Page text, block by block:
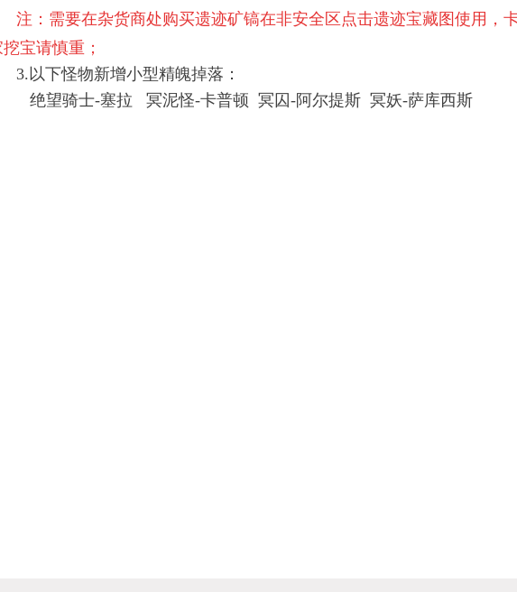
注：需要在杂货商处购买遗迹矿镐在非安全区点击遗迹宝藏图使用，
宝请慎重；
下怪物新增小型精魄掉落：
绝望骑士-塞拉 冥泥怪-卡普顿 冥囚-阿尔提斯 冥妖-萨库西斯